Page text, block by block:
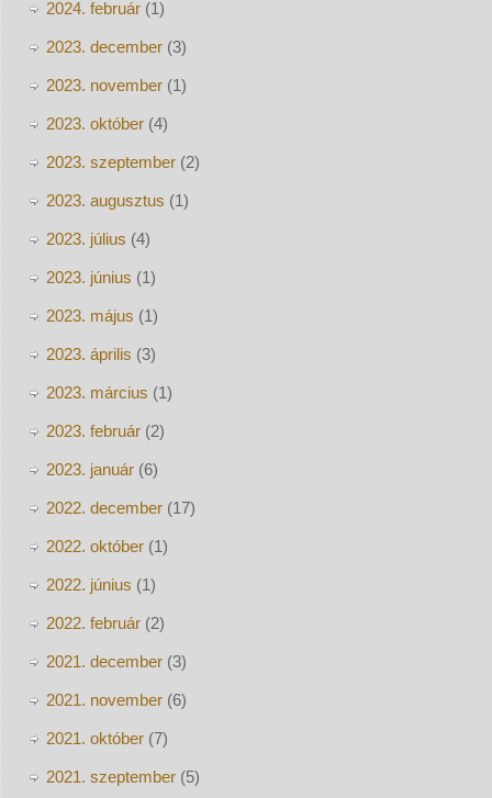
2024. február(1)
2023. december(3)
2023. november(1)
2023. október(4)
2023. szeptember(2)
2023. augusztus (1)
2023. július (4)
2023. június (1)
2023. május (1)
2023. április (3)
2023. március (1)
2023. február(2)
2023. január(6)
2022. december(17)
2022. október(1)
2022. június (1)
2022. február(2)
2021. december(3)
2021. november(6)
2021. október(7)
2021. szeptember(5)